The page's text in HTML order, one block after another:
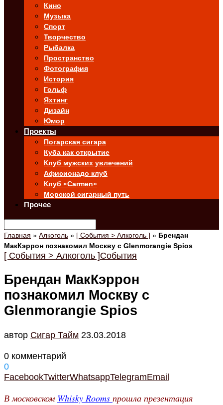
Кино
Музыка
Спорт
Творчество
Рыбалка
Пространство
Фотография
История
Гольф
Яхтинг
Дизайн
Юмор
Проекты
Погарская сигара
Куба как открытие
Клуб мужских увлечений
Афисионадо клуб
Клуб «Carmen»
Морской сигарный путь
Прочее
Главная » Алкоголь » [ События > Алкоголь ] » Брендан
МакКэррон познакомил Москву с Glenmorangie Spios
[ События > Алкоголь ]События
Брендан МакКэррон
познакомил Москву с
Glenmorangie Spios
автор Cигар Тайм 23.03.2018
0 комментарий
0
FacebookTwitterWhatsappTelegramEmail
В московском Whisky Rooms прошла презентация